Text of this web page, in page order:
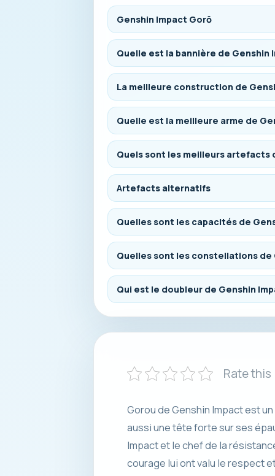
Genshin Impact Gorō
Quelle est la bannière de Genshin
La meilleure construction de
Quelle est la meilleure arme de
Quels sont les meilleurs artefacts
Artefacts alternatifs
Quelles sont les capacités de
Quelles sont les constellations de
Qui est le doubleur de Genshin
Rate
Gorou de Genshin Impact est
aussi une tête forte sur ses
Impact et le chef de la
courage lui ont valu le respect